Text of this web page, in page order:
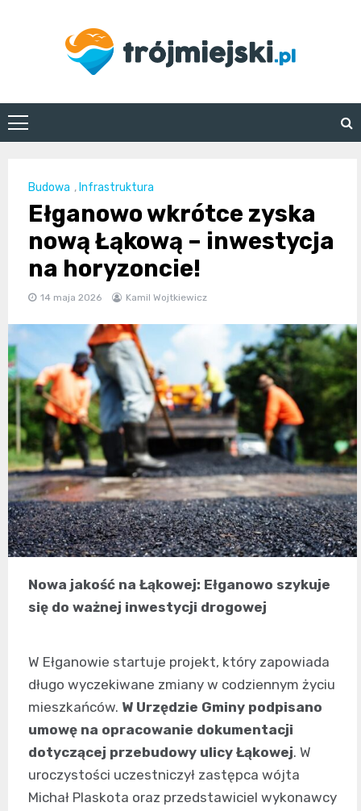
trojmiejski.pl
Budowa , Infrastruktura
Ełganowo wkrótce zyska
nową Łąkową – inwestycja
na horyzoncie!
14 maja 2026 Kamil Wojtkiewicz
Nowa jakość na Łąkowej: Ełganowo szykuje
się do ważnej inwestycji drogowej
W Ełganowie startuje projekt, który zapowiada
długo wyczekiwane zmiany w codziennym życiu
mieszkańców. W Urzędzie Gminy podpisano
umowę na opracowanie dokumentacji
dotyczącej przebudowy ulicy Łąkowej. W
uroczystości uczestniczył zastępca wójta
Michał Plaskota oraz przedstawiciel wykonawcy